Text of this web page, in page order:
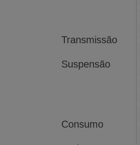
Transmissão
Suspensão
Consumo